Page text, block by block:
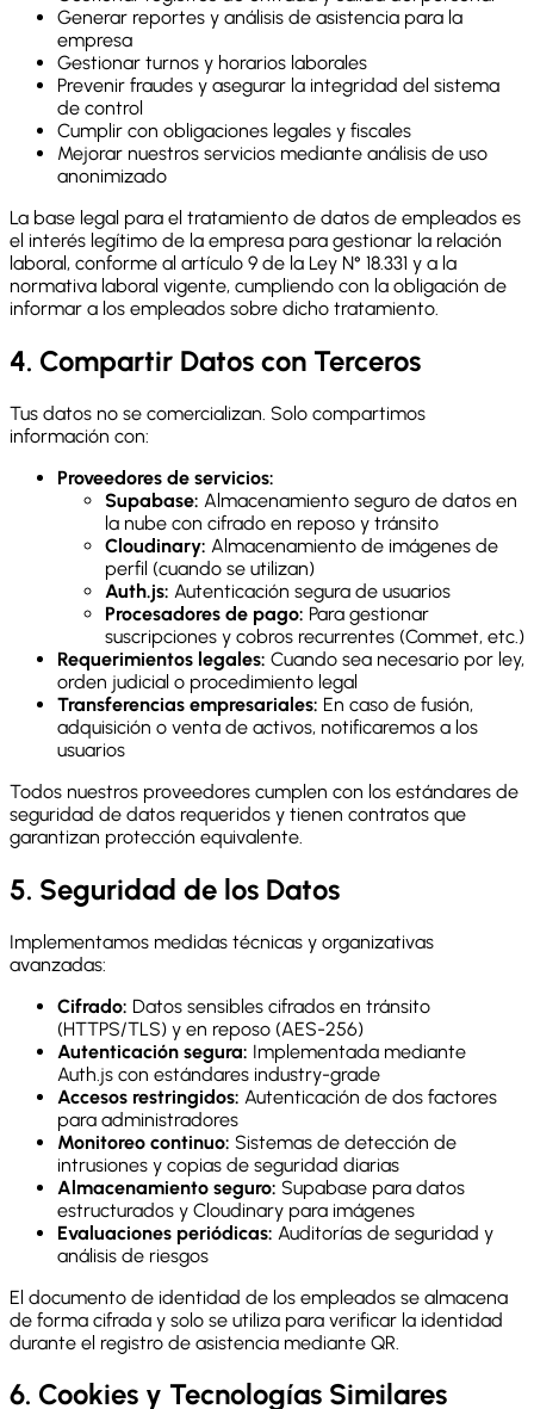
Generar reportes y análisis de asistencia para la
empresa
Gestionar turnos y horarios laborales
Prevenir fraudes y asegurar la integridad del sistema
de control
Cumplir con obligaciones legales y fiscales
Mejorar nuestros servicios mediante análisis de uso
anonimizado
La base legal para el tratamiento de datos de empleados es
el interés legítimo de la empresa para gestionar la relación
laboral, conforme al artículo 9 de la Ley N° 18.331 y a la
normativa laboral vigente, cumpliendo con la obligación de
informar a los empleados sobre dicho tratamiento.
4. Compartir Datos con Terceros
Tus datos no se comercializan. Solo compartimos
información con:
Proveedores de servicios:
Supabase: Almacenamiento seguro de datos en
la nube con cifrado en reposo y tránsito
Cloudinary: Almacenamiento de imágenes de
perfil (cuando se utilizan)
Auth.js: Autenticación segura de usuarios
Procesadores de pago: Para gestionar
suscripciones y cobros recurrentes (Commet, etc.)
Requerimientos legales: Cuando sea necesario por ley,
orden judicial o procedimiento legal
Transferencias empresariales: En caso de fusión,
adquisición o venta de activos, notificaremos a los
usuarios
Todos nuestros proveedores cumplen con los estándares de
seguridad de datos requeridos y tienen contratos que
garantizan protección equivalente.
5. Seguridad de los Datos
Implementamos medidas técnicas y organizativas
avanzadas:
Cifrado: Datos sensibles cifrados en tránsito
(HTTPS/TLS) y en reposo (AES-256)
Autenticación segura: Implementada mediante
Auth.js con estándares industry-grade
Accesos restringidos: Autenticación de dos factores
para administradores
Monitoreo continuo: Sistemas de detección de
intrusiones y copias de seguridad diarias
Almacenamiento seguro: Supabase para datos
estructurados y Cloudinary para imágenes
Evaluaciones periódicas: Auditorías de seguridad y
análisis de riesgos
El documento de identidad de los empleados se almacena
de forma cifrada y solo se utiliza para verificar la identidad
durante el registro de asistencia mediante QR.
6. Cookies y Tecnologías Similares